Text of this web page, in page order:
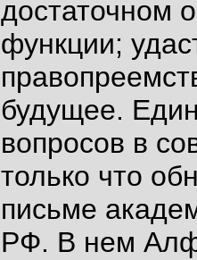
достаточном
функции;
будущее.
вопросов в
только что
письме
РФ. В нем